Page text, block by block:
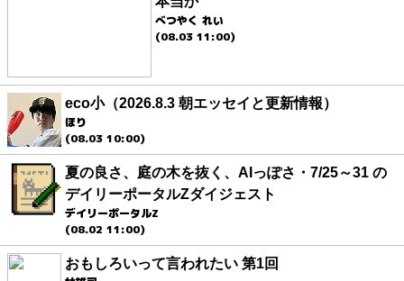
べつやく れい
(08.03 11:00)
eco小（2026.8.3 朝エッセイと更新情報）
ほり
(08.03 10:00)
夏の良さ、庭の木を抜く、AIっぽさ・7/25～31 の
デイリーポータルZダイジェスト
デイリーポータルZ
(08.02 11:00)
おもしろいって言われたい 第1回